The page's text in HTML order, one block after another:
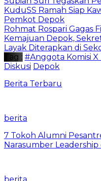
KuduSS Ramah Siap
Pemkot Depok
Rohmat Rospari
Kemajuan Depok,
Layak Diterapkan di
Tag : #Anggota Komisi X
Diskusi Depok
Berita Terbaru
berita
7 Tokoh Alumni
Narasumber Leadership